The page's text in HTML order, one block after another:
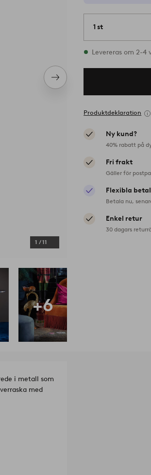
Nästa
produkt
1 /11
1 st
I lager
Levereras om 2-4
Produktdeklaration
Ny kund?
40% rabatt på
Fri frakt
Gäller för
Flexibla
Betala nu,
Enkel retur
30 dagars
+6
i metall som
med